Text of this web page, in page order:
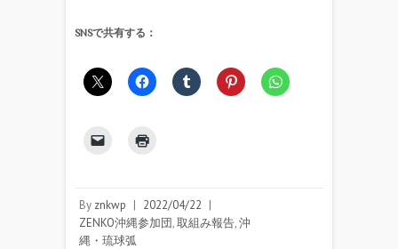
SNSで共有する：
By znkwp | 2022/04/22 |
ZENKO沖縄参加団,取組み報告,沖
縄・琉球弧